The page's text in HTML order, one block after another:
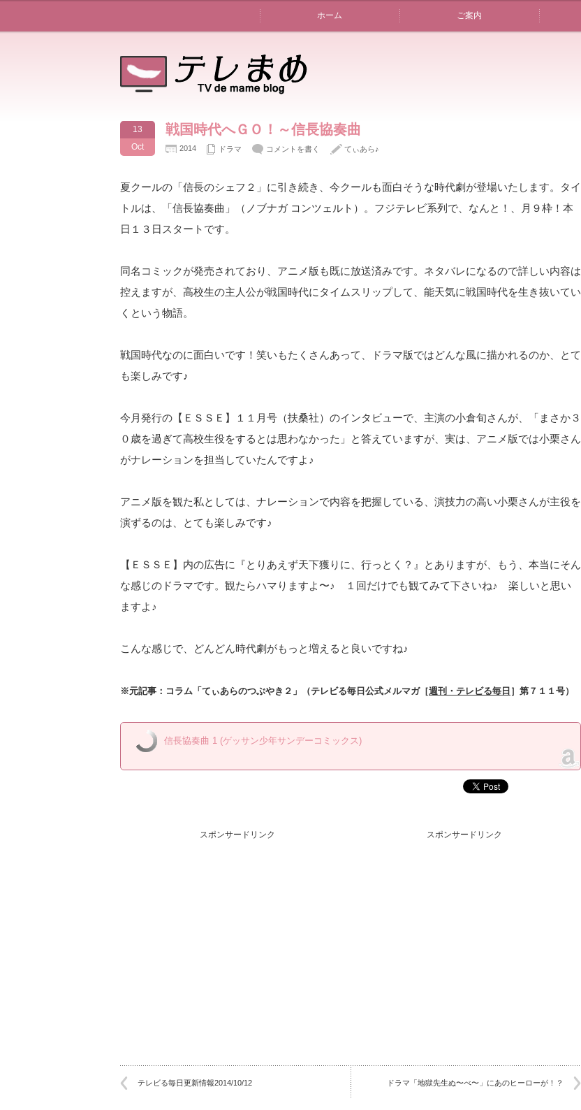
ホーム ご案内
13
Oct
戦国時代へＧＯ！～信長協奏曲
2014 ドラマ コメントを書く てぃあら♪
夏クールの「信長のシェフ２」に引き続き、今クールも面白そうな時代劇が登場いたします。
タイ
トルは、「信長協奏曲」（ノブナガ コンツェルト）。フジテレビ系列で、なんと！、月９枠！本
日１３日スタートです。
同名コミックが発売されており、アニメ版も既に放送済みです。ネタバレになるので詳しい内容は
控えますが、高校生の主人公が戦国時代にタイムスリップして、能天気に戦国時代を生き抜いてい
くという物語。
戦国時代なのに面白いです！笑いもたくさんあって、ドラマ版ではどんな風に描かれるのか、とて
も楽しみです♪
今月発行の【ＥＳＳＥ】１１月号（扶桑社）のインタビューで、主演の小倉旬さんが、「まさか３
０歳を過ぎて高校生役をするとは思わなかった」と答えていますが、実は、アニメ版では小栗さん
がナレーションを担当していたんですよ♪
アニメ版を観た私としては、ナレーションで内容を把握している、演技力の高い小栗さんが主役を
演ずるのは、とても楽しみです♪
【ＥＳＳＥ】内の広告に『とりあえず天下獲りに、行っとく？』とありますが、もう、本当にそん
な感じのドラマです。 観たらハマりますよ〜♪ １回だけでも観てみて下さいね♪ 楽しいと思い
ますよ♪
こんな感じで、どんどん時代劇がもっと増えると良いですね♪
※元記事：コラム「てぃあらのつぶやき２」（テレビる毎日公式メルマガ［週刊・テレビる毎日 ］第７１１号）
信長協奏曲 1 (ゲッサン少年サンデーコミックス)
スポンサードリンク スポンサードリンク
テレビる毎日更新情報2014/10/12 ドラマ「地獄先生ぬ〜べ〜」にあのヒーローが！？